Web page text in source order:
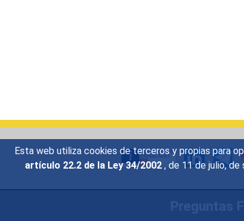
Esta web utiliza cookies de terceros y propias para
artículo 22.2 de la Ley 34/2002 , de 11 de julio,
Preguntas